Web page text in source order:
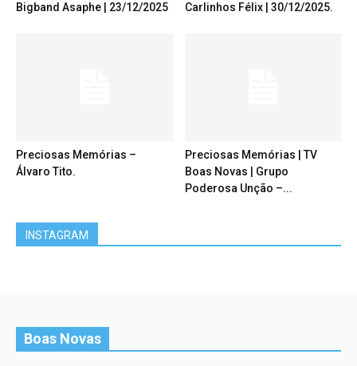
Bigband Asaphe | 23/12/2025
Carlinhos Félix | 30/12/2025.
Preciosas Memórias –
Álvaro Tito.
Preciosas Memórias | TV
Boas Novas | Grupo
Poderosa Unção –...
INSTAGRAM
Boas Novas